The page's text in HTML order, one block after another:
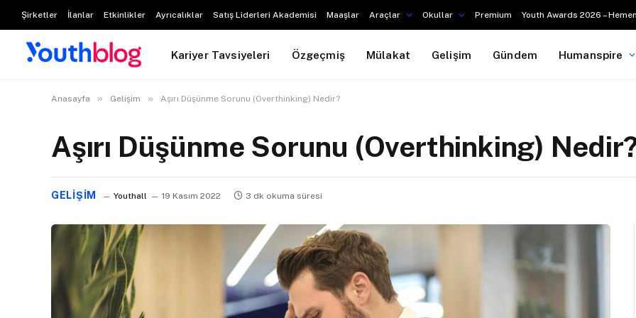
Şirketler İlanlar Etkinlikler Ayrıcalıklar Satış Liderleri Akademisi Maaşlar Araçlar Okullar Premium Youth Awards 2026 –
Kariyer Tavsiyeleri Özgeçmiş Mülakat Gelişim Gündem Humanspire
Anasayfa » Gelişim » Aşırı Düşünme Sorunu (Overthinking) Nedir?
Aşırı Düşünme Sorunu (Overthinking)
GELIŞIM Youthall 19 Kasım 2022 3 dk okuma süresi